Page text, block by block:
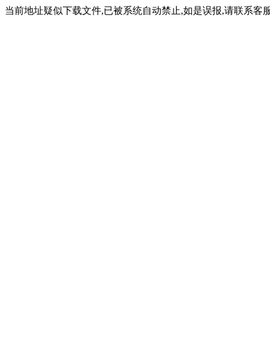
当前地址疑似下载文件,已被系统自动禁止,如是误报,请联系客